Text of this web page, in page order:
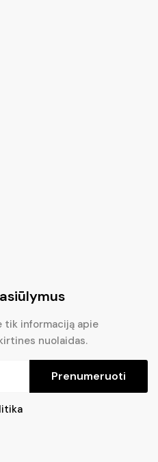
tik informaciją apie
nuolaidas.
Prenumeruoti